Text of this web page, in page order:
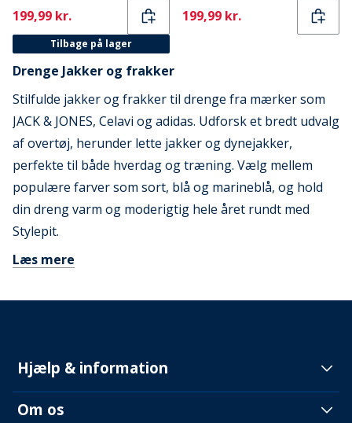
Current
199,99 kr.
Tilbage på lager
Current
199,99 kr.
Drenge Jakker og frakker
Stilfulde jakker og frakker til drenge fra mærker som
JACK & JONES, Celavi og adidas. Udforsk et bredt udvalg
af overtøj, herunder lette jakker og dynejakker,
perfekte til både hverdag og træning. Vælg mellem
populære farver som sort, blå og marineblå, og hold
din dreng varm og moderigtig hele året rundt med
Stylepit.
Læs mere
Hjælp & information
Om os